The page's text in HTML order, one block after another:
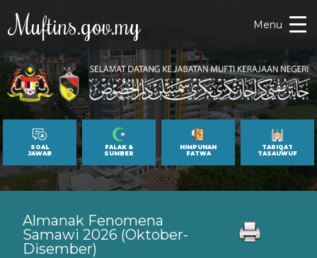
Muftins.gov.my Menu
SOAL
JAWAB
FALAK &
SUMBER
HIMPUNAN
FATWA
TARIQAT
TASAUWUF
Almanak Fenomena
Samawi 2026 (Oktober-
Disember)